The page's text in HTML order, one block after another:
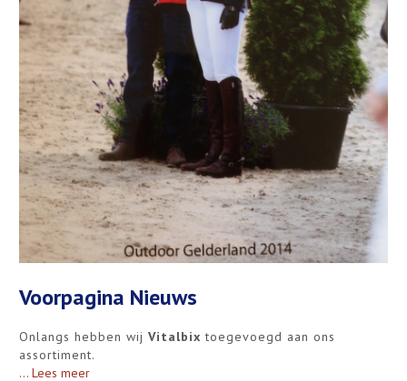
Voorpagina Nieuws
Onlangs hebben wij Vitalbixtoegevoegd aan ons
assortiment.
... Lees meer